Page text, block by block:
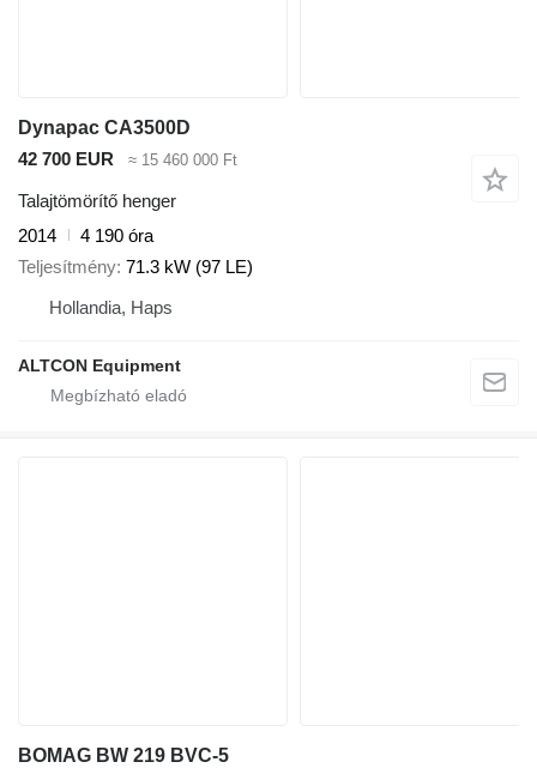
Dynapac CA3500D
42 700 EUR
≈ 15 460 000 Ft
Talajtömörítő henger
2014
4 190 óra
Teljesítmény 71.3 kW (97 LE)
Hollandia, Haps
ALTCON Equipment
BOMAG BW 219 BVC-5